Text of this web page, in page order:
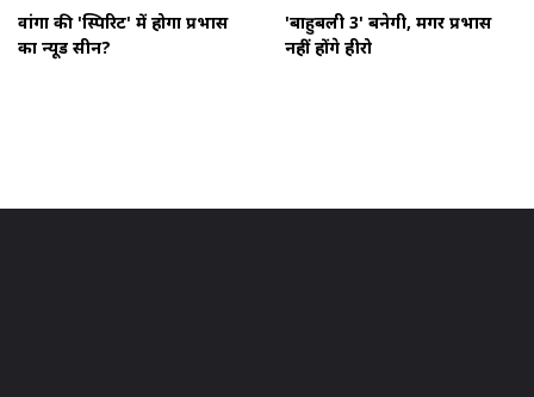
वांगा की 'स्पिरिट' में होगा प्रभास
का न्यूड सीन?
'बाहुबली 3' बनेगी, मगर प्रभास
नहीं होंगे हीरो